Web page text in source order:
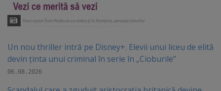
Un nou thriller intră pe Disney+. Elevii unui liceu de elită
devin ținta unui criminal în serie în „Cioburile”
06.08.2026